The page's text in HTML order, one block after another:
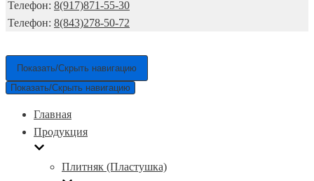
Телефон: 8(917)871-55-30
Телефон: 8(843)278-50-72
Показать/Скрыть навигацию
Показать/Скрыть навигацию
Главная
Продукция
Плитняк (Пластушка)